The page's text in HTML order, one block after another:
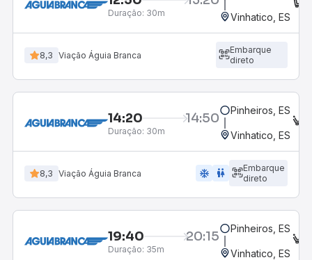
Duração: 30m Vinhatico, ES
8,3 Viação Águia Branca
Embarque
direto
14:20 14:50
Duração: 30m
Pinheiros, ES
Vinhatico, ES
8,3 Viação Águia Branca ac_unit wc
Embarque
direto
19:40 20:15
Duração: 35m
Pinheiros, ES
Vinhatico, ES